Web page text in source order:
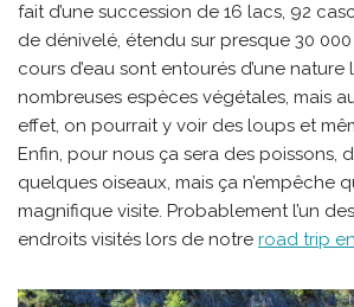
fait d’une succession de 16 lacs, 92
de dénivelé, étendu sur presque 30
cours d’eau sont entourés d’une
nombreuses espèces végétales, mais
effet, on pourrait y voir des loups et
Enfin, pour nous ça sera des poissons,
quelques oiseaux, mais ça n’empêche
magnifique visite. Probablement l’un
endroits visités lors de notre road trip